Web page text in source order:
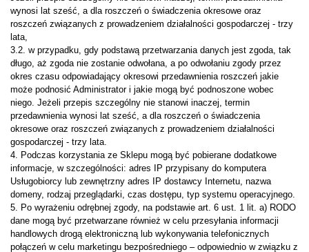
wynosi lat sześć, a dla roszczeń o świadczenia okresowe oraz
roszczeń związanych z prowadzeniem działalności gospodarczej - trzy
lata,
3.2. w przypadku, gdy podstawą przetwarzania danych jest zgoda, tak
długo, aż zgoda nie zostanie odwołana, a po odwołaniu zgody przez
okres czasu odpowiadający okresowi przedawnienia roszczeń jakie
może podnosić Administrator i jakie mogą być podnoszone wobec
niego. Jeżeli przepis szczególny nie stanowi inaczej, termin
przedawnienia wynosi lat sześć, a dla roszczeń o świadczenia
okresowe oraz roszczeń związanych z prowadzeniem działalności
gospodarczej - trzy lata.
4. Podczas korzystania ze Sklepu mogą być pobierane dodatkowe
informacje, w szczególności: adres IP przypisany do komputera
Usługobiorcy lub zewnętrzny adres IP dostawcy Internetu, nazwa
domeny, rodzaj przeglądarki, czas dostępu, typ systemu operacyjnego.
5. Po wyrażeniu odrębnej zgody, na podstawie art. 6 ust. 1 lit. a) RODO
dane mogą być przetwarzane również w celu przesyłania informacji
handlowych drogą elektroniczną lub wykonywania telefonicznych
połączeń w celu marketingu bezpośredniego – odpowiednio w związku z